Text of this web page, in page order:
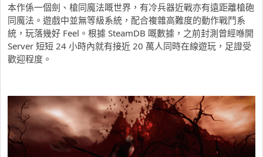
本作係一個劍、槍同魔法嘅世界，有冷兵器近戰亦有遠距離槍砲
同魔法。遊戲中並無等級系統，配合複雜高難度的動作戰鬥系
統，玩落幾好 Feel。根據 SteamDB 嘅數據，之前封測曾經喺開
Server 短短 24 小時內就有接近 20 萬人同時在線遊玩，足證受
歡迎程度。